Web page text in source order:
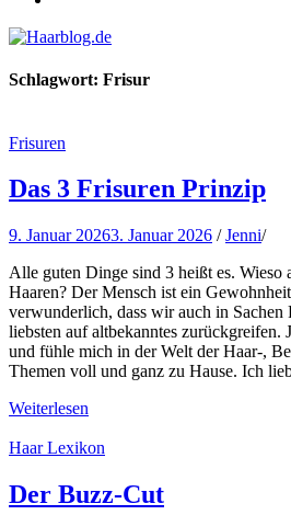
Haarblog.de
Haarpflege | Haarstyling | Beauty |
Schlagwort: Frisur
Frisuren
Das 3 Frisuren Prinzip
9. Januar 20263. Januar 2026 /Jenni/
Alle guten Dinge sind 3 heißt es. Wieso
Haaren? Der Mensch ist ein
verwunderlich, dass wir auch in Sachen
liebsten auf altbekanntes zurückgreifen.
und fühle mich in der Welt der Haar-,
Themen voll und ganz zu Hause. Ich
Weiterlesen
Haar Lexikon
Der Buzz-Cut